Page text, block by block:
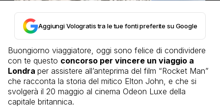
Aggiungi Vologratis tra le tue fonti preferite su Google
Buongiorno viaggiatore, oggi sono felice di condividere
con te questo concorso per vincere un viaggio a
Londra per assistere all’anteprima del film “Rocket Man”
che racconta la storia del mitico Elton John, e che si
svolgerà il 20 maggio al cinema Odeon Luxe della
capitale britannica.